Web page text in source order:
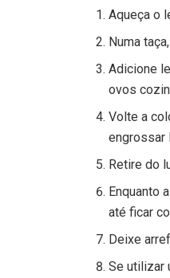
Aqueça o
Numa
Adicione
ovos
Volte a
engrossar
Retire do
Enquanto
até ficar
Deixe
Se utilizar